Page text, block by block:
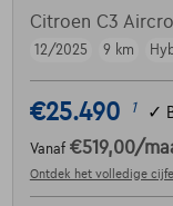
Citroen C3
12/2025
9 km
€25.490 1 ✓
Vanaf €519,00/
Ontdek het volledige